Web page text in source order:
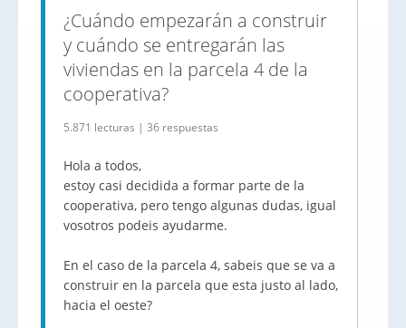
¿Cuándo empezarán a construir
y cuándo se entregarán las
viviendas en la parcela 4 de la
cooperativa?
5.871 lecturas | 36 respuestas
Hola a todos,
estoy casi decidida a formar parte de la
cooperativa, pero tengo algunas dudas, igual
vosotros podeis ayudarme.
En el caso de la parcela 4, sabeis que se va a
construir en la parcela que esta justo al lado,
hacia el oeste?